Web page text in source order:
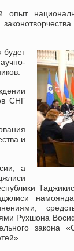
будет
СНГ
и
а
Рухшона
закона